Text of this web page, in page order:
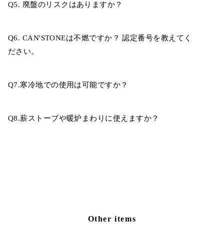
Q5. 廃盤のリスクはありますか？
Q6. CAN'STONEは不燃ですか？ 認定番号を教えてく
ださい。
Q7.寒冷地での使用は可能ですか？
Q8.薪ストーブや暖炉まわりに使えますか？
Other items